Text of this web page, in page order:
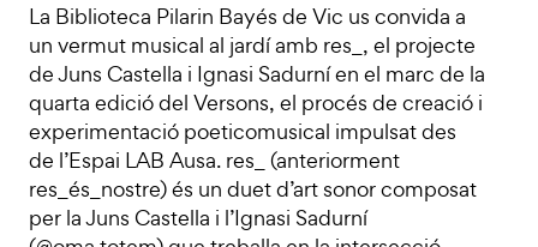
La Biblioteca Pilarin Bayés de Vic us convida a
un vermut musical al jardí amb res_, el projecte
de Juns Castella i Ignasi Sadurní en el marc de la
quarta edició del Versons, el procés de creació i
experimentació poeticomusical impulsat des
de l’Espai LAB Ausa. res_ (anteriorment
res_és_nostre) és un duet d’art sonor composat
per la Juns Castella i l’Ignasi Sadurní